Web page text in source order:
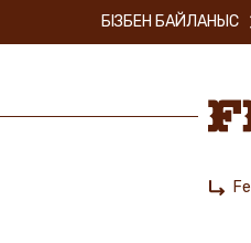
БІЗБЕН БАЙЛАНЫС